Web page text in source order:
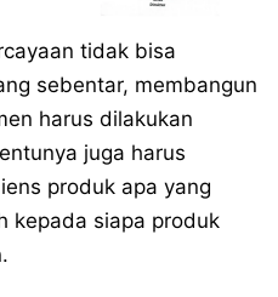
tidak bisa
sebentar, membangun
harus dilakukan
juga harus
produk apa yang
kepada siapa produk